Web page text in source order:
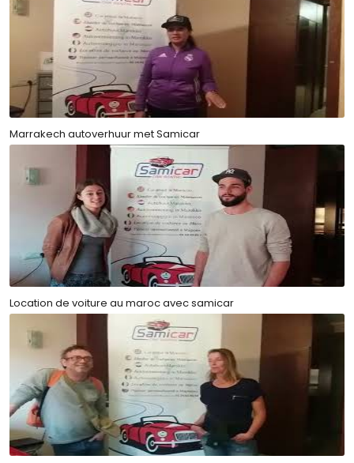
Marrakech autoverhuur met Samicar
Location de voiture au maroc avec samicar